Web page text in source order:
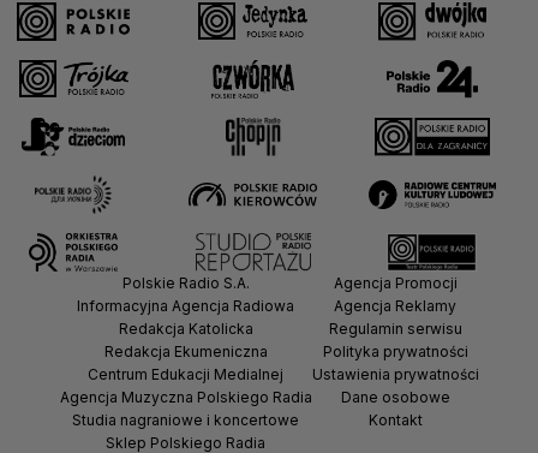
Polskie Radio S.A.
Informacyjna Agencja Radiowa
Redakcja Katolicka
Redakcja Ekumeniczna
Centrum Edukacji Medialnej
Agencja Muzyczna Polskiego Radia
Studia nagraniowe i koncertowe
Sklep Polskiego Radia
Agencja Promocji
Agencja Reklamy
Regulamin serwisu
Polityka prywatności
Ustawienia prywatności
Dane osobowe
Kontakt